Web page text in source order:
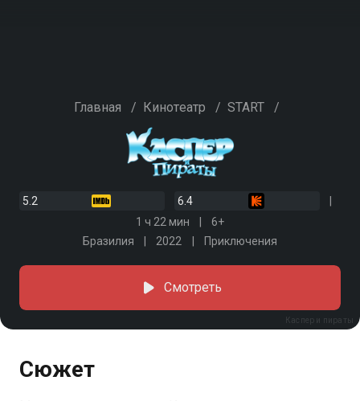
Главная / Кинотеатр / START /
5.2
6.4
1 ч 22 мин
6+
Бразилия
2022 Приключения
Каспер и пираты
Смотреть
Сюжет